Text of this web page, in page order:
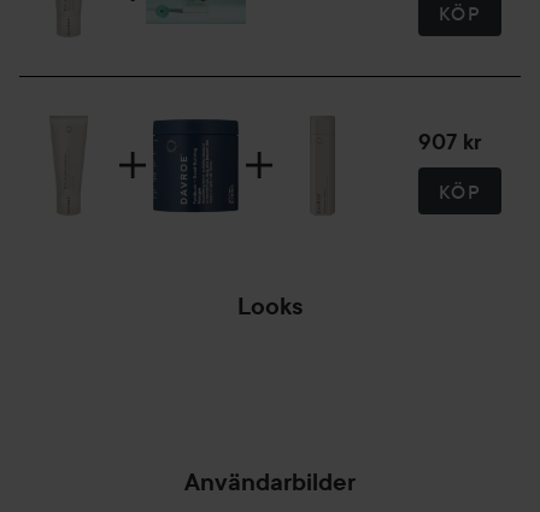
KÖP
907 kr
KÖP
Looks
Användarbilder